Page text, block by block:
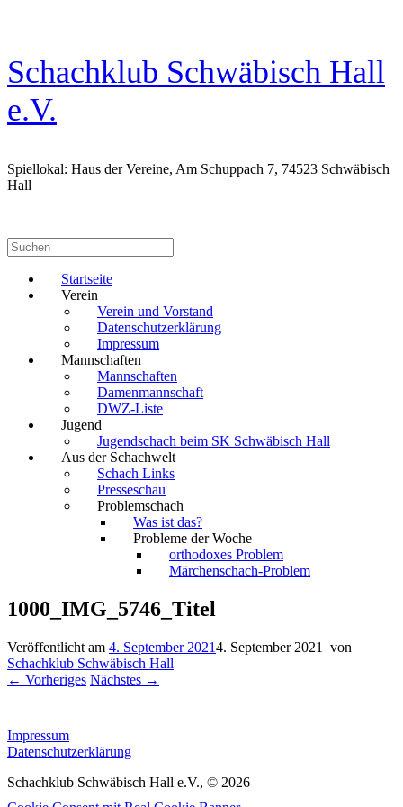
Schachklub Schwäbisch Hall
e.V.
Spiellokal: Haus der Vereine, Am Schuppach 7, 74523 Schwäbisch
Hall
Suchen
nach:
Startseite
Verein
Verein und Vorstand
Datenschutzerklärung
Impressum
Mannschaften
Mannschaften
Damenmannschaft
DWZ-Liste
Jugend
Jugendschach beim SK Schwäbisch Hall
Aus der Schachwelt
Schach Links
Presseschau
Problemschach
Was ist das?
Probleme der Woche
orthodoxes Problem
Märchenschach-Problem
1000_IMG_5746_Titel
Veröffentlicht am 4. September 20214. September 2021
von
Schachklub Schwäbisch Hall
← Vorheriges Nächstes →
Impressum
Datenschutzerklärung
Schachklub Schwäbisch Hall e.V., © 2026